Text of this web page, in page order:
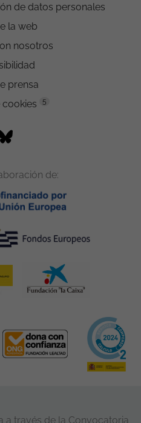
de datos personales
la web
nosotros
prensa
cookies
5
de:
a través de la Convocatoria